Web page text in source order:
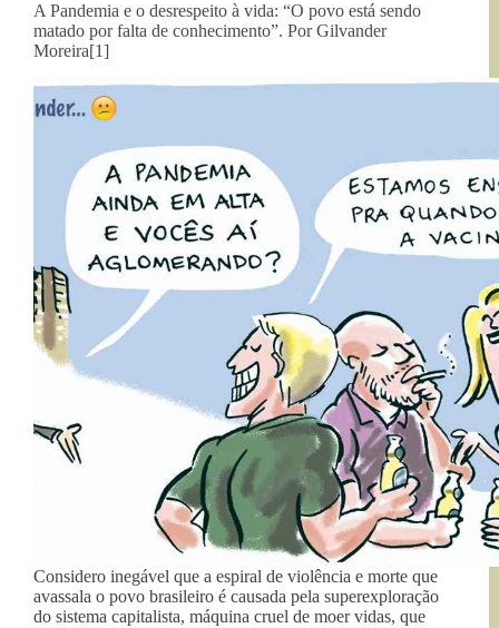
A Pandemia e o desrespeito à vida: “O povo está sendo
matado por falta de conhecimento”. Por Gilvander
Moreira[1]
Considero inegável que a espiral de violência e morte que
avassala o povo brasileiro é causada pela superexploração
do sistema capitalista, máquina cruel de moer vidas, que